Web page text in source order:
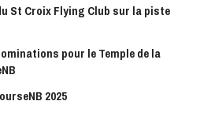
St Croix Flying Club sur la piste
pour le Temple de la
2025